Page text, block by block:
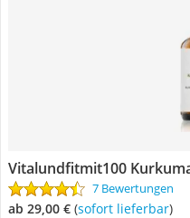
Vitalundfitmit100
7 Bewertungen
ab 29,00 € ( Sofort lieferbar)